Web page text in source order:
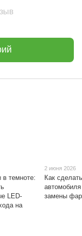
в темноте:
LED-
на
2 июня 2026
Как
замены фар